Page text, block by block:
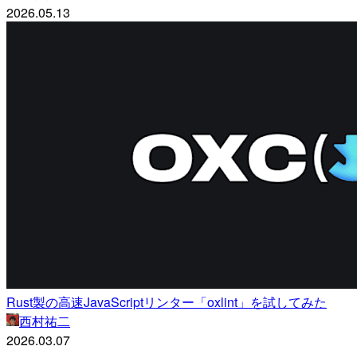
2026.05.13
Rust製の高速JavaScriptリンター「oxlint」を試してみた
西村祐二
2026.03.07